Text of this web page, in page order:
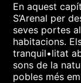
En aquest
S’Arenal per
seves portes
habitacions.
tranquil•litat
sons de la
pobles més